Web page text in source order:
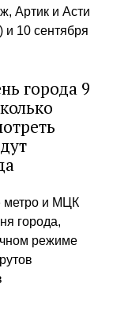
Артик и Асти
и 10 сентября
города 9
метро и МЦК
города,
режиме